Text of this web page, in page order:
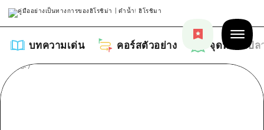
บทความเด่น คอร์สตัวอย่าง จุดหมายปล